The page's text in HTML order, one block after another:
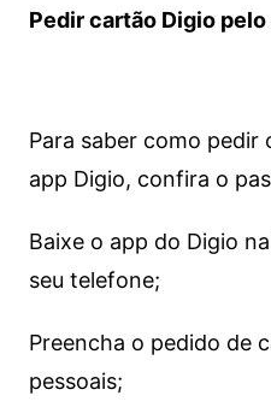
Pedir cartão Digio
Para saber como pedir
app Digio, confira o
Baixe o app do Digio
seu telefone;
Preencha o pedido de
pessoais;